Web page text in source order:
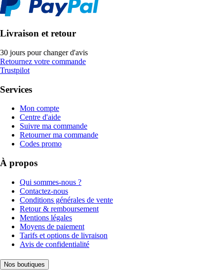
Livraison et retour
30 jours pour changer d'avis
Retournez votre commande
Trustpilot
Services
Mon compte
Centre d'aide
Suivre ma commande
Retourner ma commande
Codes promo
À propos
Qui sommes-nous ?
Contactez-nous
Conditions générales de vente
Retour & remboursement
Mentions légales
Moyens de paiement
Tarifs et options de livraison
Avis de confidentialité
Nos boutiques